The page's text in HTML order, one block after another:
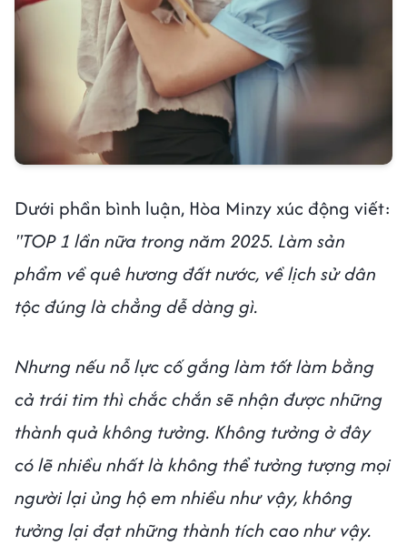
Dưới phần bình luận, Hòa Minzy xúc động viết:
"TOP 1 lần nữa trong năm 2025. Làm sản
phẩm về quê hương đất nước, về lịch sử dân
tộc đúng là chẳng dễ dàng gì.
Nhưng nếu nỗ lực cố gắng làm tốt làm bằng
cả trái tim thì chắc chắn sẽ nhận được những
thành quả không tưởng. Không tưởng ở đây
có lẽ nhiều nhất là không thể tưởng tượng mọi
người lại ủng hộ em nhiều như vậy, không
tưởng lại đạt những thành tích cao như vậy.